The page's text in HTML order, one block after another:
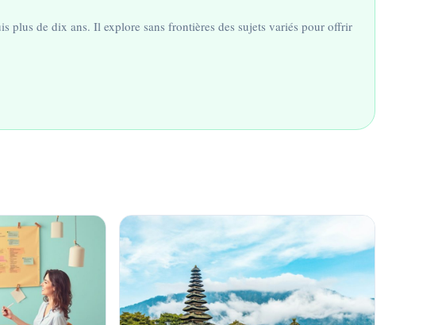
plus de dix ans. Il explore sans frontières des sujets variés pour offrir